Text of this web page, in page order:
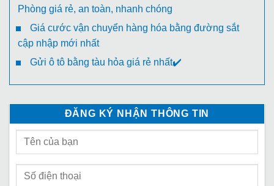
Phòng giá rẻ, an toàn, nhanh chóng
Giá cước vận chuyển hàng hóa bằng đường sắt
cập nhập mới nhất
Gửi ô tô bằng tàu hỏa giá rẻ nhất✔️
ĐĂNG KÝ NHẬN THÔNG TIN